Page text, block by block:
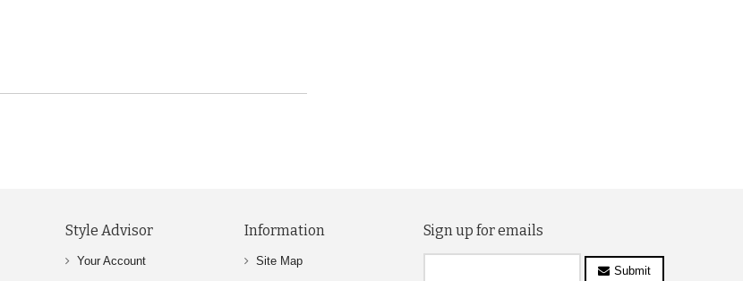
Style Advisor
Your Account
Information
Site Map
Sign up for emails
Submit